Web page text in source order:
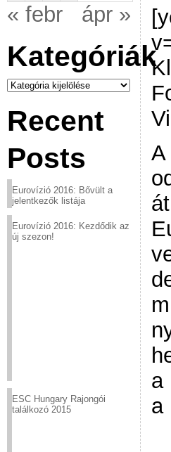
« febr ápr »
Kategóriák
Kategóriák
Recent
Posts
Eurovízió 2016: Bővült a
jelentkezők listája
Eurovízió 2016: Kezdődik az
új szezon!
ESC Hungary Rajongói
találkozó 2015
A
a
a